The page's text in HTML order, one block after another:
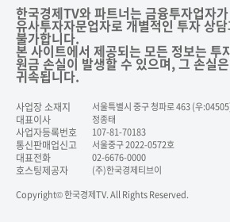
한국경제TV와 파트너는 금융투자업자
유사투자자문업자로 개별적인 투자 상
불가합니다.
본 사이트에서 제공되는 모든 정보는 투
원금 손실이 발생할 수 있으며, 그 손실
귀속됩니다.
사업장 소재지 서울특별시 중구 청파로 463 (우
대표이사 정종태
사업자등록번호 107-81-70183
통신판매업신고 서울중구 2022-0572호
대표전화 02-6676-0000
호스팅제공자
(주)한국경제티브이
Copyright© 한국경제TV. All Rights Reserved.